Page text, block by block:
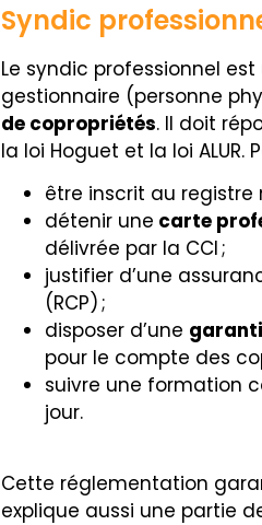
Syndic
Le syndic professionnel
gestionnaire (personne
de copropriétés. Il doit
la loi Hoguet et la loi
être inscrit au registre
détenir une carte
délivrée par la CCI ;
justifier d’une
(RCP) ;
disposer d’une
pour le compte des
suivre une formation
jour.
Cette réglementation
explique aussi une partie